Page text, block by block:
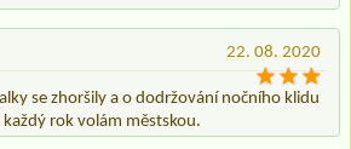
22. 08. 2020
se zhoršily a o dodržování nočního klidu
rok volám městskou.